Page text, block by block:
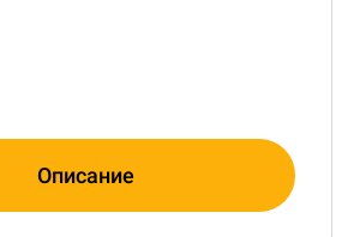
Описание